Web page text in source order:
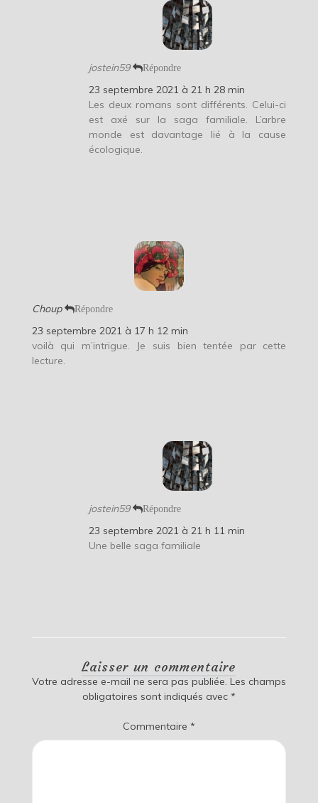
jostein59 Répondre
23 septembre 2021 à 21 h 28 min
Les deux romans sont différents. Celui-ci
est axé sur la saga familiale. L’arbre
monde est davantage lié à la cause
écologique.
Choup Répondre
23 septembre 2021 à 17 h 12 min
voilà qui m’intrigue. Je suis bien tentée par cette
lecture.
jostein59 Répondre
23 septembre 2021 à 21 h 11 min
Une belle saga familiale
Laisser un commentaire
Votre adresse e-mail ne sera pas publiée. Les champs
obligatoires sont indiqués avec *
Commentaire *